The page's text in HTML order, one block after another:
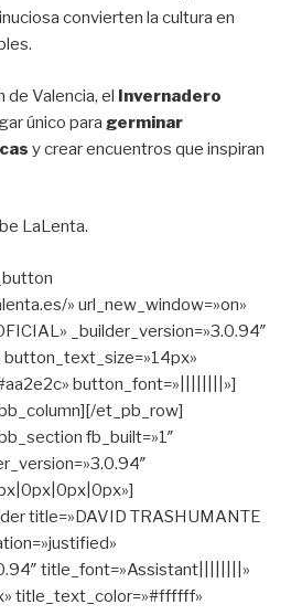
convierten la cultura en
de Valencia, el Invernadero
único para germinar
y crear encuentros que inspiran
LaLenta.
» url_new_window=»on»
_builder_version=»3.0.94″
button_font=»||||||||»]
et_pb_row]
fb_built=»1″
title=»DAVID TRASHUMANTE
title_font=»Assistant||||||||»
title_text_color=»#ffffff»